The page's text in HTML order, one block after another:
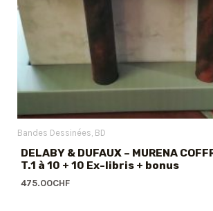
Bandes Dessinées BD
DELABY & DUFAUX – MURENA
T.1 à 10 + 10 Ex-libris + bonus
475.00CHF